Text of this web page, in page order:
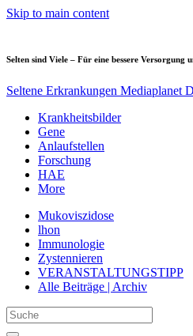
Skip to main content
Selten sind Viele – Für eine bessere
Seltene Erkrankungen Mediaplanet
Krankheitsbilder
Gene
Anlaufstellen
Forschung
HAE
More
Mukoviszidose
lhon
Immunologie
Zystennieren
VERANSTALTUNGSTIPP
Alle Beiträge | Archiv